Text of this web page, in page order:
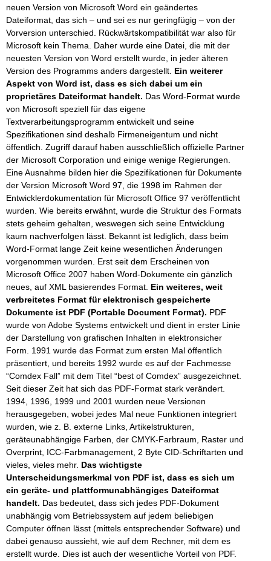
neuen Version von Microsoft Word ein geändertes
Dateiformat, das sich – und sei es nur geringfügig – von der
Vorversion unterschied. Rückwärtskompatibilität war also für
Microsoft kein Thema. Daher wurde eine Datei, die mit der
neuesten Version von Word erstellt wurde, in jeder älteren
Version des Programms anders dargestellt. Ein weiterer
Aspekt von Word ist, dass es sich dabei um ein
proprietäres Dateiformat handelt. Das Word-Format wurde
von Microsoft speziell für das eigene
Textverarbeitungsprogramm entwickelt und seine
Spezifikationen sind deshalb Firmeneigentum und nicht
öffentlich. Zugriff darauf haben ausschließlich offizielle Partner
der Microsoft Corporation und einige wenige Regierungen.
Eine Ausnahme bilden hier die Spezifikationen für Dokumente
der Version Microsoft Word 97, die 1998 im Rahmen der
Entwicklerdokumentation für Microsoft Office 97 veröffentlicht
wurden. Wie bereits erwähnt, wurde die Struktur des Formats
stets geheim gehalten, weswegen sich seine Entwicklung
kaum nachverfolgen lässt. Bekannt ist lediglich, dass beim
Word-Format lange Zeit keine wesentlichen Änderungen
vorgenommen wurden. Erst seit dem Erscheinen von
Microsoft Office 2007 haben Word-Dokumente ein gänzlich
neues, auf XML basierendes Format. Ein weiteres, weit
verbreitetes Format für elektronisch gespeicherte
Dokumente ist PDF (Portable Document Format). PDF
wurde von Adobe Systems entwickelt und dient in erster Linie
der Darstellung von grafischen Inhalten in elektronsicher
Form. 1991 wurde das Format zum ersten Mal öffentlich
präsentiert, und bereits 1992 wurde es auf der Fachmesse
“Comdex Fall” mit dem Titel “best of Comdex” ausgezeichnet.
Seit dieser Zeit hat sich das PDF-Format stark verändert.
1994, 1996, 1999 und 2001 wurden neue Versionen
herausgegeben, wobei jedes Mal neue Funktionen integriert
wurden, wie z. B. externe Links, Artikelstrukturen,
geräteunabhängige Farben, der CMYK-Farbraum, Raster und
Overprint, ICC-Farbmanagement, 2 Byte CID-Schriftarten und
vieles, vieles mehr. Das wichtigste
Unterscheidungsmerkmal von PDF ist, dass es sich um
ein geräte- und plattformunabhängiges Dateiformat
handelt. Das bedeutet, dass sich jedes PDF-Dokument
unabhängig vom Betriebssystem auf jedem beliebigen
Computer öffnen lässt (mittels entsprechender Software) und
dabei genauso aussieht, wie auf dem Rechner, mit dem es
erstellt wurde. Dies ist auch der wesentliche Vorteil von PDF.